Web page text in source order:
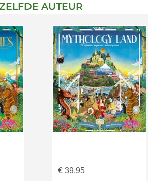
AUTEUR
€ 39,95